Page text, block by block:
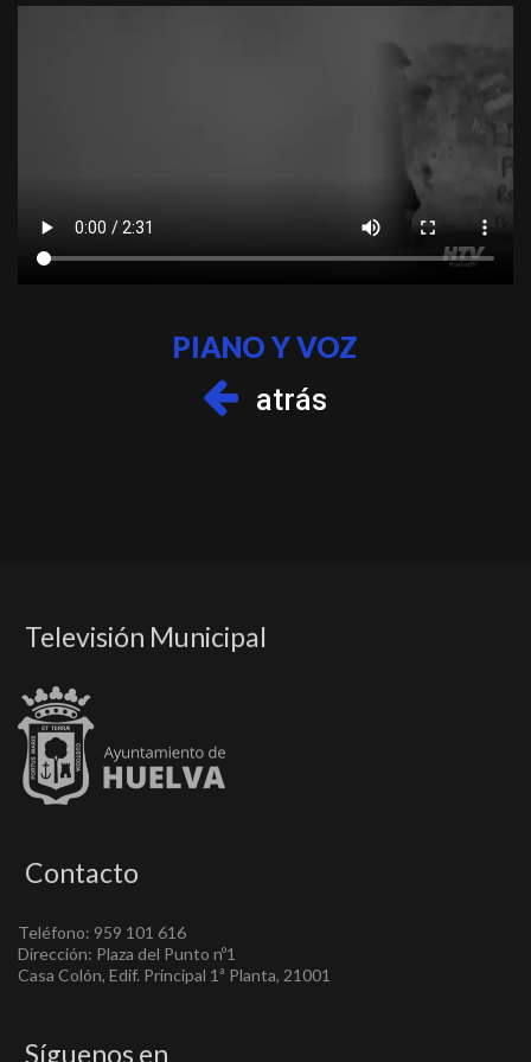
PIANO Y VOZ
atrás
Televisión Municipal
Contacto
Teléfono: 959 101 616
Dirección: Plaza del Punto nº1
Casa Colón, Edif. Principal 1ª Planta, 21001
Síguenos en